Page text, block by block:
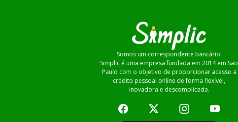
Somos um correspondente bancário.
Simplic é uma empresa fundada em 2014 em São
Paulo com o objetivo de proporcionar acesso a
crédito pessoal online de forma flexível,
inovadora e descomplicada.